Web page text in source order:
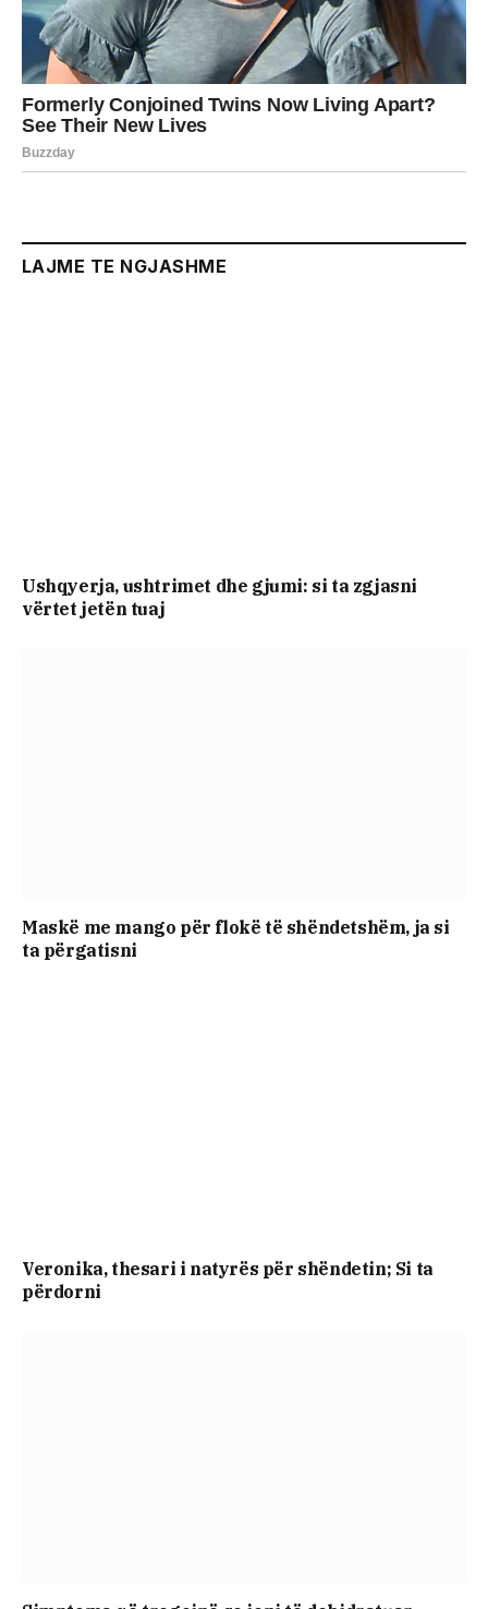
LAJME TE NGJASHME
Ushqyerja, ushtrimet dhe gjumi: si ta zgjasni
vërtet jetën tuaj
Maskë me mango për flokë të shëndetshëm, ja si
ta përgatisni
Veronika, thesari i natyrës për shëndetin; Si ta
përdorni